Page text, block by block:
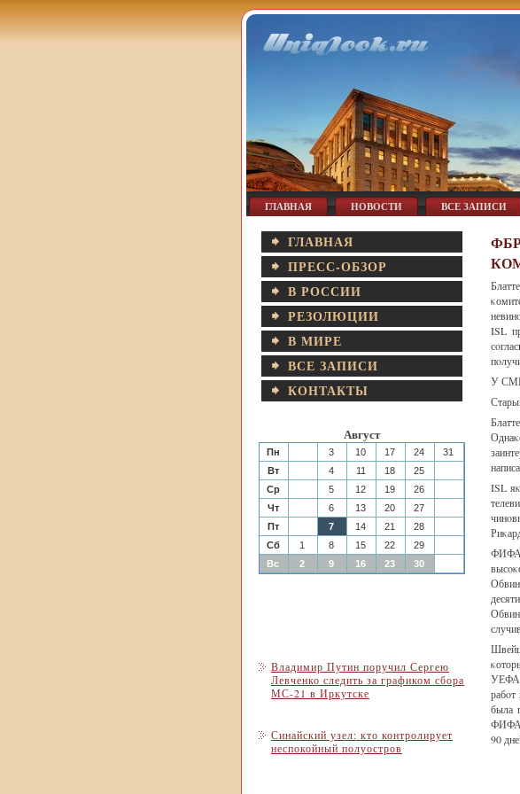
ГЛАВНАЯ НОВОСТИ ВСЕ ЗАПИСИ
ГЛАВНАЯ
ПРЕСС-ОБЗОР
В РОССИИ
РЕЗОЛЮЦИИ
В МИРЕ
ВСЕ ЗАПИСИ
КОНТАКТЫ
Август
Пн 3 10 17 24
31
Вт
4 11 18
25
Ср
5 12 19
26
Чт
6 13 20
27
Пт
7 14 21
28
Сб
1 8 15 22
29
Вс
2 9 16 23 30
Владимир Путин поручил Сергею
Левченко следить за графиком сбора
МС-21 в Иркутске
Синайский узел: кто контролирует
неспокойный полуостров
ISL
У СМИ
ISL
ФИФА
УЕФА
была
ФИФА
90